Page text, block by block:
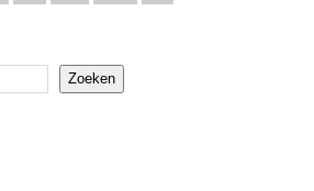
Zoeken